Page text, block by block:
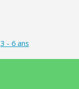
3 - 6 ans